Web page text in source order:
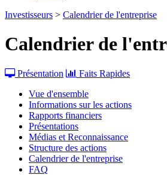
Investisseurs > Calendrier de l'entreprise
Calendrier de
Présentation
Faits Rapides
Vue d'ensemble
Informations sur les actions
Rapports financiers
Présentations
Médias et Reconnaissance
Structure des actions
Calendrier de l'entreprise
FAQ